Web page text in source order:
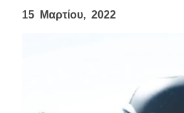
15 Μαρτίου, 2022